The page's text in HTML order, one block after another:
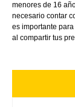
menores de 16
necesario contar
es importante
al compartir tus